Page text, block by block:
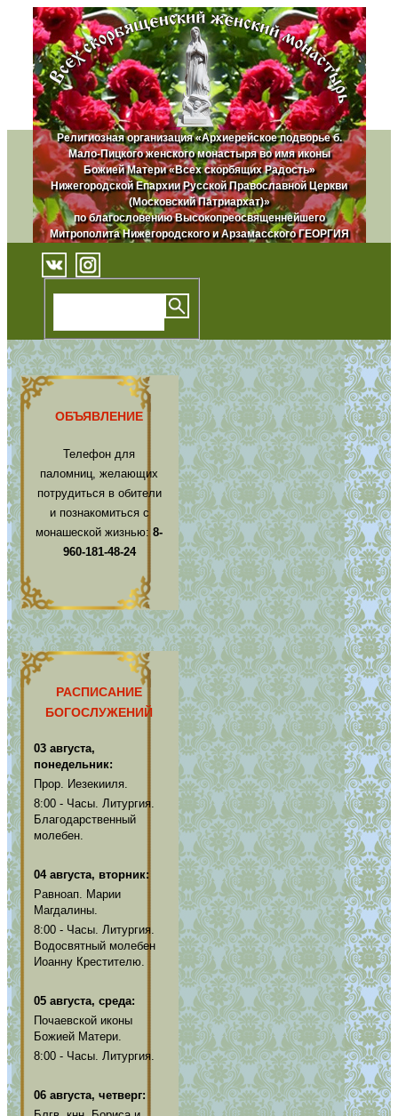
Религиозная организация «Архиерейское подворье б.
Мало-Пицкого женского монастыря во имя иконы
Божией Матери «Всех скорбящих Радость»
Нижегородской Епархии Русской Православной Церкви
(Московский Патриархат)»
по благословению Высокопреосвященнейшего
Митрополита Нижегородского и Арзамасского ГЕОРГИЯ
ОБЪЯВЛЕНИЕ
Телефон для
паломниц, желающих
потрудиться в обители
и познакомиться с
монашеской жизнью:8-
960-181-48-24
РАСПИСАНИЕ
БОГОСЛУЖЕНИЙ
03 августа,
понедельник:
Прор. Иезекииля.
8:00 - Часы. Литургия.
Благодарственный
молебен.
04 августа, вторник:
Равноап. Марии
Магдалины.
8:00 - Часы. Литургия.
Водосвятный молебен
Иоанну Крестителю.
05 августа, среда:
Почаевской иконы
Божией Матери.
8:00 - Часы. Литургия.
06 августа, четверг: